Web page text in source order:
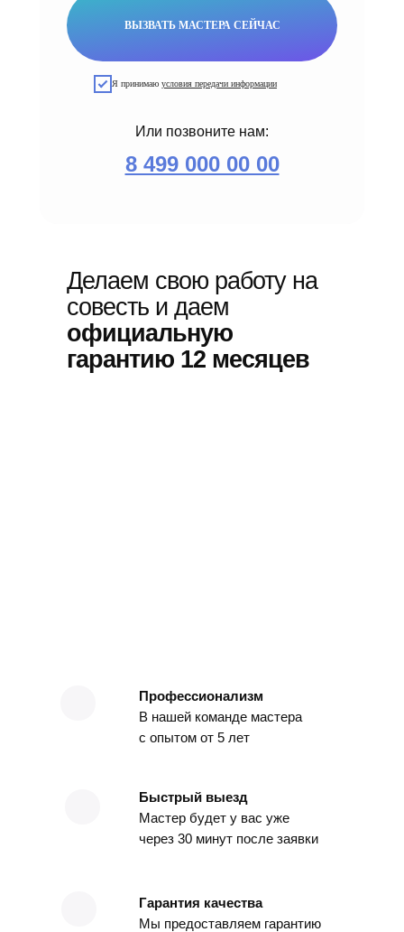
ВЫЗВАТЬ МАСТЕРА СЕЙЧАС
Или позвоните нам:
8 499 000 00 00
Я принимаю условия передачи информации
Делаем свою работу на
совесть и даем
официальную
гарантию 12 месяцев
Профессионализм
В нашей команде мастера
с опытом от 5 лет
Гарантия качества
Мы предоставляем гарантию
Быстрый выезд
Мастер будет у вас уже
через 30 минут после заявки